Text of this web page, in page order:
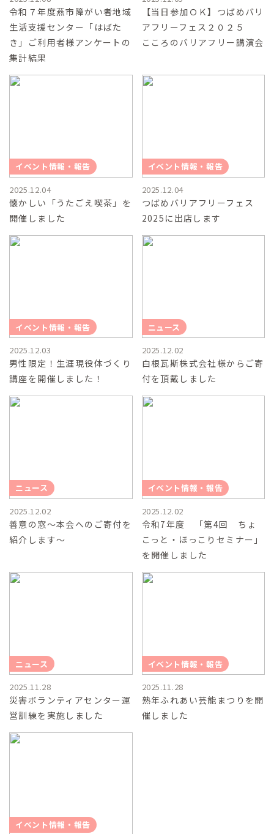
令和７年度燕市障がい者地域
生活支援センター「はばた
き」ご利用者様アンケートの
集計結果
【当日参加ＯＫ】つばめバリ
アフリーフェス２０２５
こころのバリアフリー講演会
イベント情報・報告
2025.12.04
懐かしい「うたごえ喫茶」を
開催しました
イベント情報・報告
2025.12.04
つばめバリアフリーフェス
2025に出店します
イベント情報・報告
2025.12.03
男性限定！生涯現役体づくり
講座を開催しました！
ニュース
2025.12.02
白根瓦斯株式会社様からご寄
付を頂戴しました
ニュース
2025.12.02
善意の窓～本会へのご寄付を
紹介します～
イベント情報・報告
2025.12.02
令和7年度 「第4回 ちょ
こっと・ほっこりセミナー」
を開催しました
ニュース
2025.11.28
災害ボランティアセンター運
営訓練を実施しました
イベント情報・報告
2025.11.28
熟年ふれあい芸能まつりを開
催しました
イベント情報・報告